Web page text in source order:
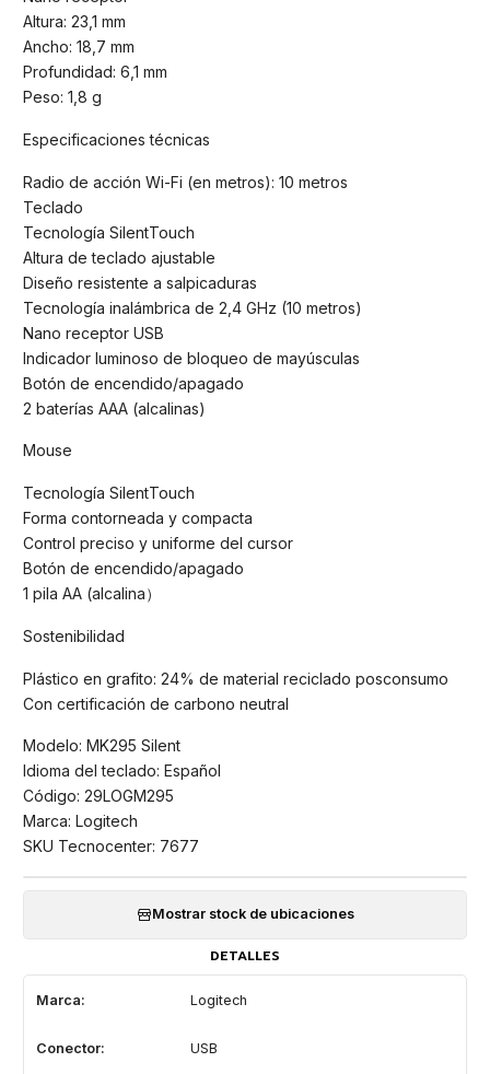
Altura: 23,1 mm
Ancho: 18,7 mm
Profundidad: 6,1 mm
Peso: 1,8 g
Especificaciones técnicas
Radio de acción Wi-Fi (en metros): 10 metros
Teclado
Tecnología SilentTouch
Altura de teclado ajustable
Diseño resistente a salpicaduras
Tecnología inalámbrica de 2,4 GHz (10 metros)
Nano receptor USB
Indicador luminoso de bloqueo de mayúsculas
Botón de encendido/apagado
2 baterías AAA (alcalinas)
Mouse
Tecnología SilentTouch
Forma contorneada y compacta
Control preciso y uniforme del cursor
Botón de encendido/apagado
1 pila AA (alcalina）
Sostenibilidad
Plástico en grafito: 24% de material reciclado posconsumo
Con certificación de carbono neutral
Modelo: MK295 Silent
Idioma del teclado: Español
Código: 29LOGM295
Marca: Logitech
SKU Tecnocenter: 7677
Mostrar stock de ubicaciones
DETALLES
Marca: Logitech
Conector: USB